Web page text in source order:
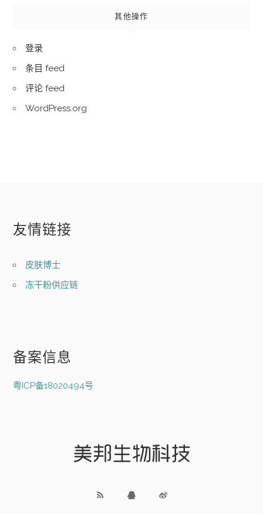
其他操作
登录
条目 feed
评论 feed
WordPress.org
友情链接
皮肤博士
冻干粉供应链
备案信息
粤ICP备18020494号